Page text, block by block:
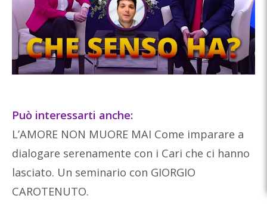
Può interessarti anche:
L’AMORE NON MUORE MAI Come imparare a
dialogare serenamente con i Cari che ci hanno
lasciato. Un seminario con GIORGIO
CAROTENUTO.